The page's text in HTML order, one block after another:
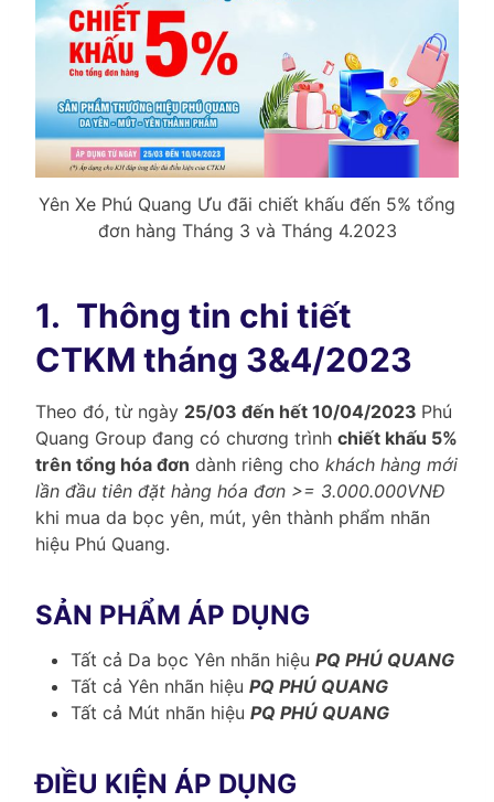
Yên Xe Phú Quang Ưu đãi chiết khấu đến 5% tổng
đơn hàng Tháng 3 và Tháng 4.2023
1. Thông tin chi tiết
CTKM tháng 3&4/2023
Theo đó, từ ngày 25/03 đến hết 10/04/2023 Phú
Quang Group đang có chương trình chiết khấu 5%
trên tổng hóa đơn dành riêng cho khách hàng mới
lần đầu tiên đặt hàng hóa đơn >= 3.000.000VNĐ
khi mua da bọc yên, mút, yên thành phẩm nhãn
hiệu Phú Quang.
SẢN PHẨM ÁP DỤNG
Tất cả Da bọc Yên nhãn hiệu PQ PHÚ QUANG
Tất cả Yên nhãn hiệu PQ PHÚ QUANG
Tất cả Mút nhãn hiệu PQ PHÚ QUANG
ĐIỀU KIỆN ÁP DỤNG